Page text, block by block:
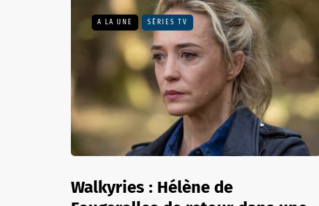
A LA UNE SÉRIES TV
Walkyries : Hélène de